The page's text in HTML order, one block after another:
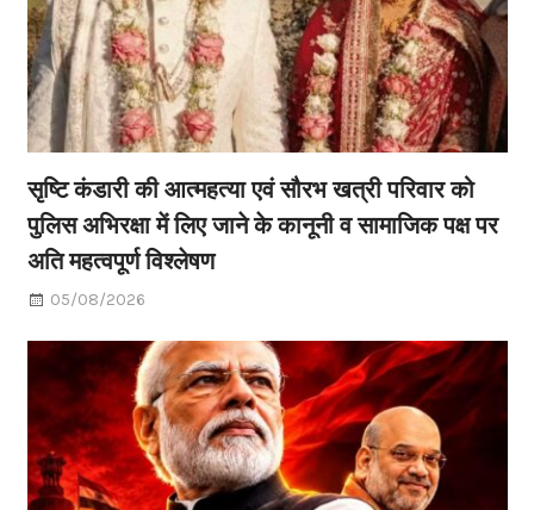
सृष्टि कंडारी की आत्महत्या एवं सौरभ खत्री परिवार को
पुलिस अभिरक्षा में लिए जाने के कानूनी व सामाजिक पक्ष पर
अति महत्वपूर्ण विश्लेषण
05/08/2026